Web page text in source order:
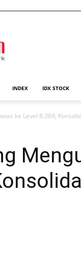
INDEX IDX STOCK
ke Level 8.384;